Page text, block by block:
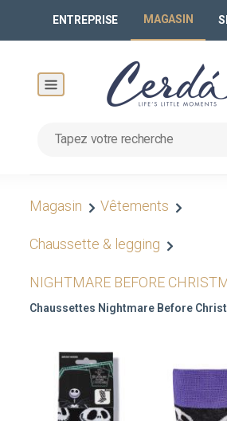
ENTREPRISE MAGASIN
Magasin Vêtements
Chaussette & legging
NIGHTMARE BEFORE
Chaussettes Nightmare Before